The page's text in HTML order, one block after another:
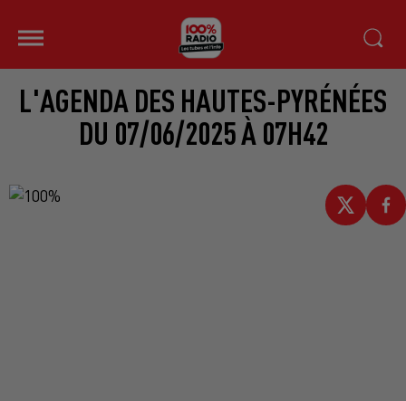
L'AGENDA DES HAUTES-PYRÉNÉES
DU 07/06/2025 À 07H42